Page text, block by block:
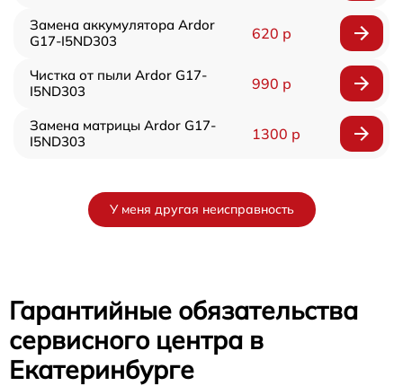
Замена аккумулятора Ardor
G17-I5ND303
620 р
Чистка от пыли Ardor G17-
I5ND303
990 р
Замена матрицы Ardor G17-
I5ND303
1300 р
У меня другая неисправность
Гарантийные обязательства
сервисного центра в
Екатеринбурге